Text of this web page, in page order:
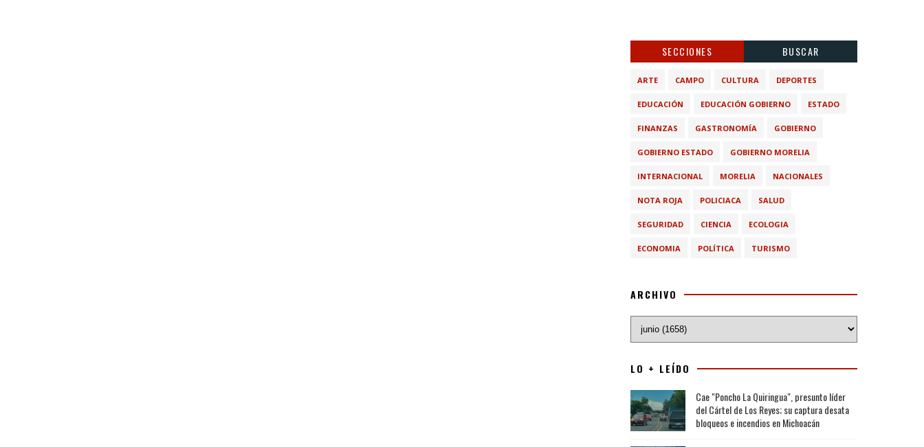
SECCIONES BUSCAR
ARTE CAMPO CULTURA DEPORTES
EDUCACIÓN EDUCACIÓN GOBIERNO ESTADO
FINANZAS GASTRONOMÍA GOBIERNO
GOBIERNO ESTADO GOBIERNO MORELIA
INTERNACIONAL MORELIA NACIONALES
NOTA ROJA POLICIACA SALUD
SEGURIDAD CIENCIA ECOLOGIA
ECONOMIA POLÍTICA TURISMO
ARCHIVO
LO + LEÍDO
Cae "Poncho La Quiringua", presunto líder
del Cártel de Los Reyes; su captura desata
bloqueos e incendios en Michoacán